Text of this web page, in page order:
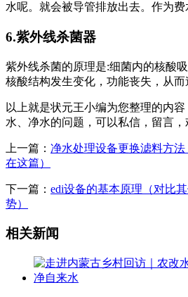
水呢。就会被导管排放出去。作为费
6.紫外线杀菌器
紫外线杀菌的原理是:细菌内的核酸
核酸结构发生变化，功能丧失，从而
以上就是状元王小编为您整理的内
水、净水的问题，可以私信，留言，
上一篇： 净水处理设备更换滤料方
在这篇）
下一篇： edi设备的基本原理（对比
势）
相关新闻